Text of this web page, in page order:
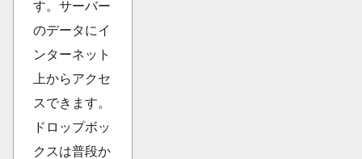
す。サーバー
のデータにイ
ンターネット
上からアクセ
スできます。
ドロップボッ
クスは普段か